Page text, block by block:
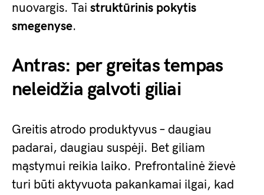
nuovargis. Tai struktūrinis pokytis
smegenyse.
Antras: per greitas tempas
neleidžia galvoti giliai
Greitis atrodo produktyvus – daugiau
padarai, daugiau suspėji. Bet giliam
mąstymui reikia laiko. Prefrontalinė žievė
turi būti aktyvuota pakankamai ilgai, kad